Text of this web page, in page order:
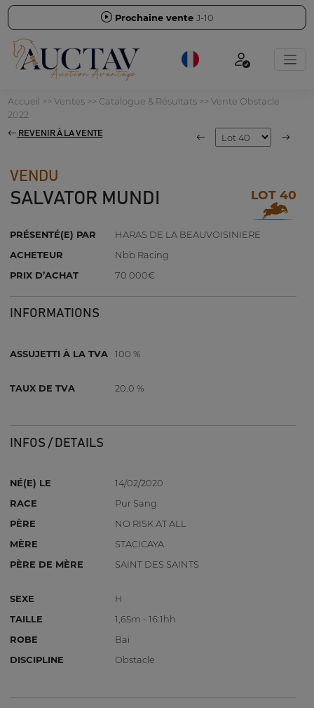
Prochaine vente J-10
Accueil >> Ventes>> Catalogue & Résultats>> Vente Obstacle
2022
REVENIR À LA VENTE
VENDU
SALVATOR MUNDI LOT 40
PRÉSENTÉ(E) PAR
HARAS DE LA BEAUVOISINIERE
ACHETEUR
Nbb Racing
PRIX D’ACHAT
70 000€
INFORMATIONS
ASSUJETTI À LA TVA 100 %
TAUX DE TVA 20.0 %
INFOS / DETAILS
NÉ(E) LE
14/02/2020
RACE
Pur Sang
PÈRE
NO RISK AT ALL
MÈRE
STACICAYA
PÈRE DE MÈRE
SAINT DES SAINTS
SEXE
H
TAILLE
1,65m - 16:1hh
ROBE
Bai
DISCIPLINE
Obstacle